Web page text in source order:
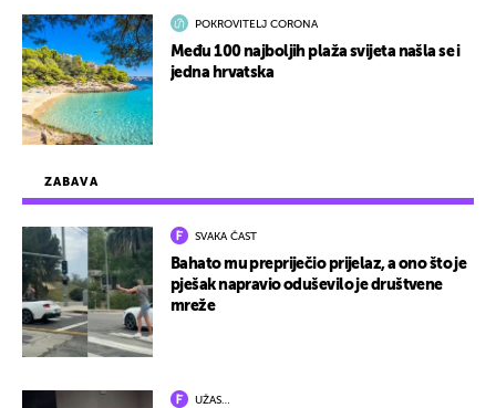
ZABAVA
SVAKA ČAST
Bahato mu prepriječio prijelaz, a ono što je
pješak napravio oduševilo je društvene
mreže
UŽAS…
POKROVITELJ CORONA
Među 100 najboljih plaža svijeta našla se i
jedna hrvatska